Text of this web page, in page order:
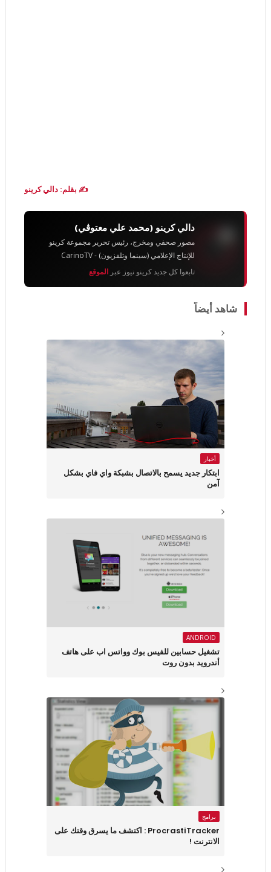
✍️ بقلم: دالي كرينو
دالي كرينو (محمد علي معتوڨي)
مصور صحفي ومخرج، رئيس تحرير مجموعة كرينو
للإنتاج الإعلامي (سينما وتلفزيون) - CarinoTV
تابعوا كل جديد كرينو نيوز عبر الموقع
شاهد أيضاً
أخبار
ابتكار جديد يسمح بالاتصال بشبكة واي فاي بشكل
آمن
ANDROID
تشغيل حسابين للفيس بوك وواتس اب على هاتف
أندرويد بدون روت
برامج
ProcrastiTracker : اكتشف ما يسرق وقتك على
الانترنت !